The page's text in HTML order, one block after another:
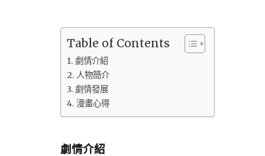
Table of Contents
劇情介紹
人物簡介
劇情發展
漫畫心得
劇情介紹